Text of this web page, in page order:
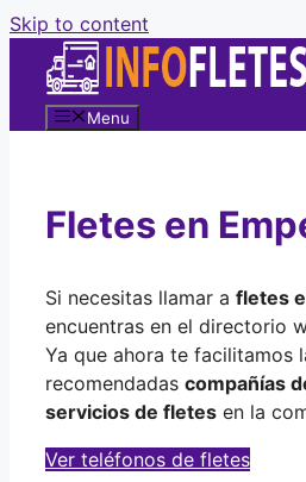
Skip to content
Menu
Fletes en
Si necesitas llamar a fletes
encuentras en el directorio
Ya que ahora te facilitamos
recomendadas compañías
servicios de fletes en la
Ver teléfonos de fletes